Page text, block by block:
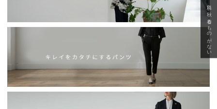
急に秋、着るものがない